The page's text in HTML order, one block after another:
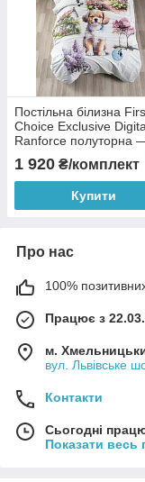
Постільна білизна
Choice Exclusive
Ranforce полуторна
Charlie
1 920 ₴/комплект
Купити
Про нас
100% позитивних
Працює з
м.
вул. Львівське
Контакти
Сьогодні
Показати весь